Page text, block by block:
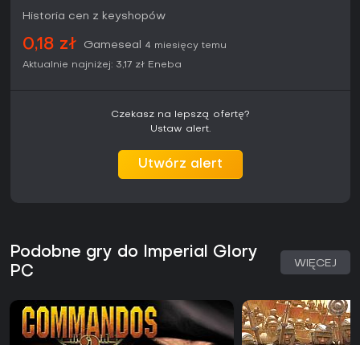
Historia cen z keyshopów
0,18 zł Gameseal
4 miesięcy temu
Aktualnie najniżej: 3,17 zł Eneba
Czekasz na lepszą ofertę?
Ustaw alert.
Utwórz alert
Podobne gry do Imperial Glory
PC
WIĘCEJ